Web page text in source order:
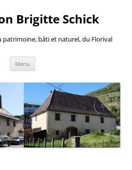
Brigitte Schick
patrimoine, bâti et naturel, du Florival
Menu